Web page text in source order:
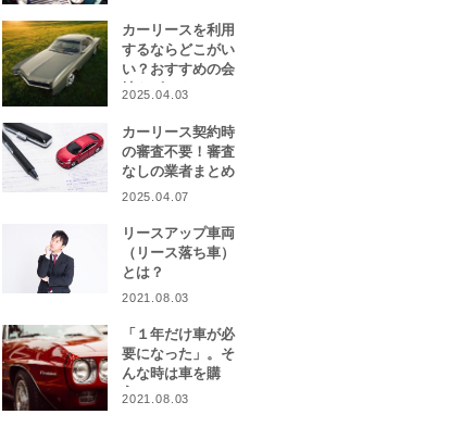
カーリースを利用
するならどこがい
い？おすすめの会
社をピックアッ
2025.04.03
カーリース契約時
の審査不要！審査
なしの業者まとめ
2025.04.07
リースアップ車両
（リース落ち車）
とは？
2021.08.03
「１年だけ車が必
要になった」。そ
んな時は車を購
入？カーリース？
2021.08.03